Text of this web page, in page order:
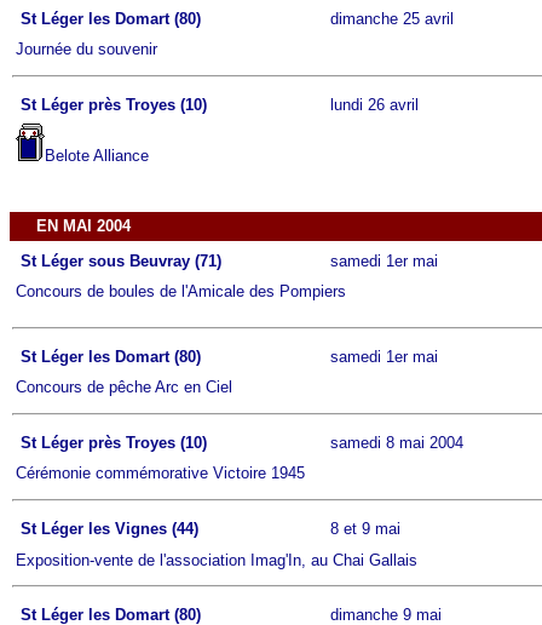
St Léger les Domart (80)
dimanche 25 avril
Journée du souvenir
St Léger près Troyes (10) lundi 26 avril
Belote Alliance
EN MAI 2004
St Léger sous Beuvray (71)
samedi 1er mai
Concours de boules de l'Amicale des Pompiers
St Léger les Domart (80)
samedi 1er mai
Concours de pêche Arc en Ciel
St Léger près Troyes (10)
samedi 8 mai 2004
Cérémonie commémorative Victoire 1945
St Léger les Vignes (44)
8 et 9 mai
Exposition-vente de l'association Imag'In, au Chai Gallais
St Léger les Domart (80)
dimanche 9 mai